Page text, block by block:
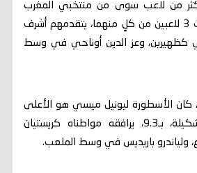
من لاعب سوى من منتخبي المغرب
والأرجنتين، حيث ضمت 3 لاعبين من كلٍ منهما، يتقدمهم أشرف
كظهيرين، وعز الدين أوناحي في وسط
كان الأسطورة ليونيل ميسي هو الأعلى
تقييمًا في تلك التشكيلة، بـ9.3، يرافقه مواطناه كريستيان
ولياندرو باريديس في وسط الملعب.